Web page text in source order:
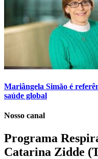
Mariângela Simão é
saúde global
Nosso canal
Programa
Catarina Zidde